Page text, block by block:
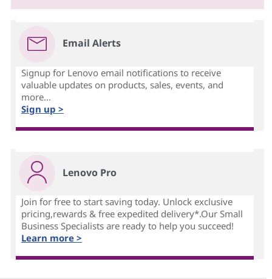
Email Alerts
Signup for Lenovo email notifications to receive
valuable updates on products, sales, events, and
more...
Sign up >
Lenovo Pro
Join for free to start saving today. Unlock exclusive
pricing,rewards & free expedited delivery*.Our Small
Business Specialists are ready to help you succeed!
Learn more >